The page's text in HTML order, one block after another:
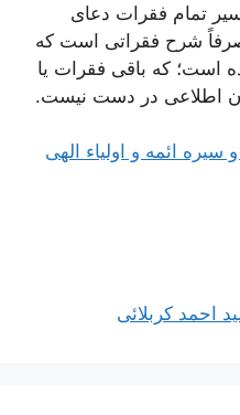
تمام فقرات دعای
شرح فقراتی است که
است؛ که باقی فقرات یا
اطلاعی در دست نیست.
ائمه و اولیاء الهی
احمد کربلائی